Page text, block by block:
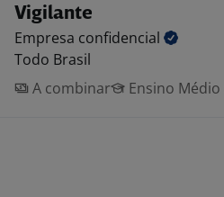
Vigilante
Empresa confidencial
Todo Brasil
A combinar
Ensino Médio